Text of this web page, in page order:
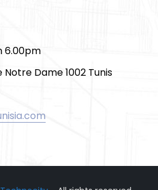
6.00pm
Notre Dame 1002 Tunis